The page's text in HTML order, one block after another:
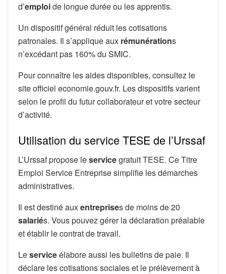
d’emploide longue durée ou les apprentis.
Un dispositif général réduit les cotisations
patronales. Il s’applique aux rémunérations
n’excédant pas 160% du SMIC.
Pour connaître les aides disponibles, consultez le
site officiel economie.gouv.fr. Les dispositifs varient
selon le profil du futur collaborateur et votre secteur
d’activité.
Utilisation du service TESE de l’Urssaf
L’Urssaf propose leservicegratuit TESE. Ce Titre
Emploi Service Entreprise simplifie les démarches
administratives.
Il est destiné auxentreprises de moins de 20
salariés. Vous pouvez gérer la déclaration préalable
et établir le contrat de travail.
Leserviceélabore aussi les bulletins de paie. Il
déclare les cotisations sociales et le prélèvement à